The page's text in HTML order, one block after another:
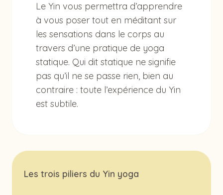
Le Yin vous permettra d’apprendre
à vous poser tout en méditant sur
les sensations dans le corps au
travers d’une pratique de yoga
statique. Qui dit statique ne signifie
pas qu’il ne se passe rien, bien au
contraire : toute l’expérience du Yin
est subtile.
Les trois piliers du Yin yoga